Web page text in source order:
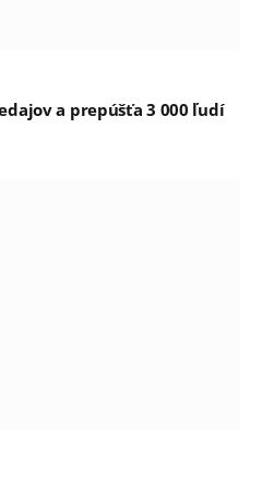
a prepúšťa 3 000 ľudí